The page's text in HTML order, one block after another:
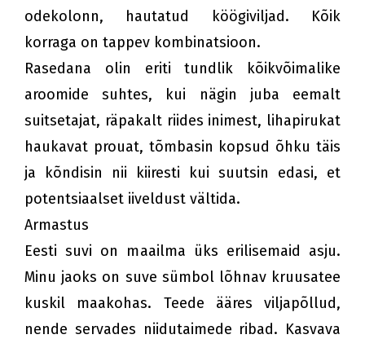
odekolonn, hautatud köögiviljad. Kõik
korraga on tappev kombinatsioon.
Rasedana olin eriti tundlik kõikvõimalike
aroomide suhtes, kui nägin juba eemalt
suitsetajat, räpakalt riides inimest, lihapirukat
haukavat prouat, tõmbasin kopsud õhku täis
ja kõndisin nii kiiresti kui suutsin edasi, et
potentsiaalset iiveldust vältida.
Armastus
Eesti suvi on maailma üks erilisemaid asju.
Minu jaoks on suve sümbol lõhnav kruusatee
kuskil maakohas. Teede ääres viljapõllud,
nende servades niidutaimede ribad. Kasvava